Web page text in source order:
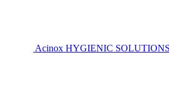
Acinox HYGIENIC